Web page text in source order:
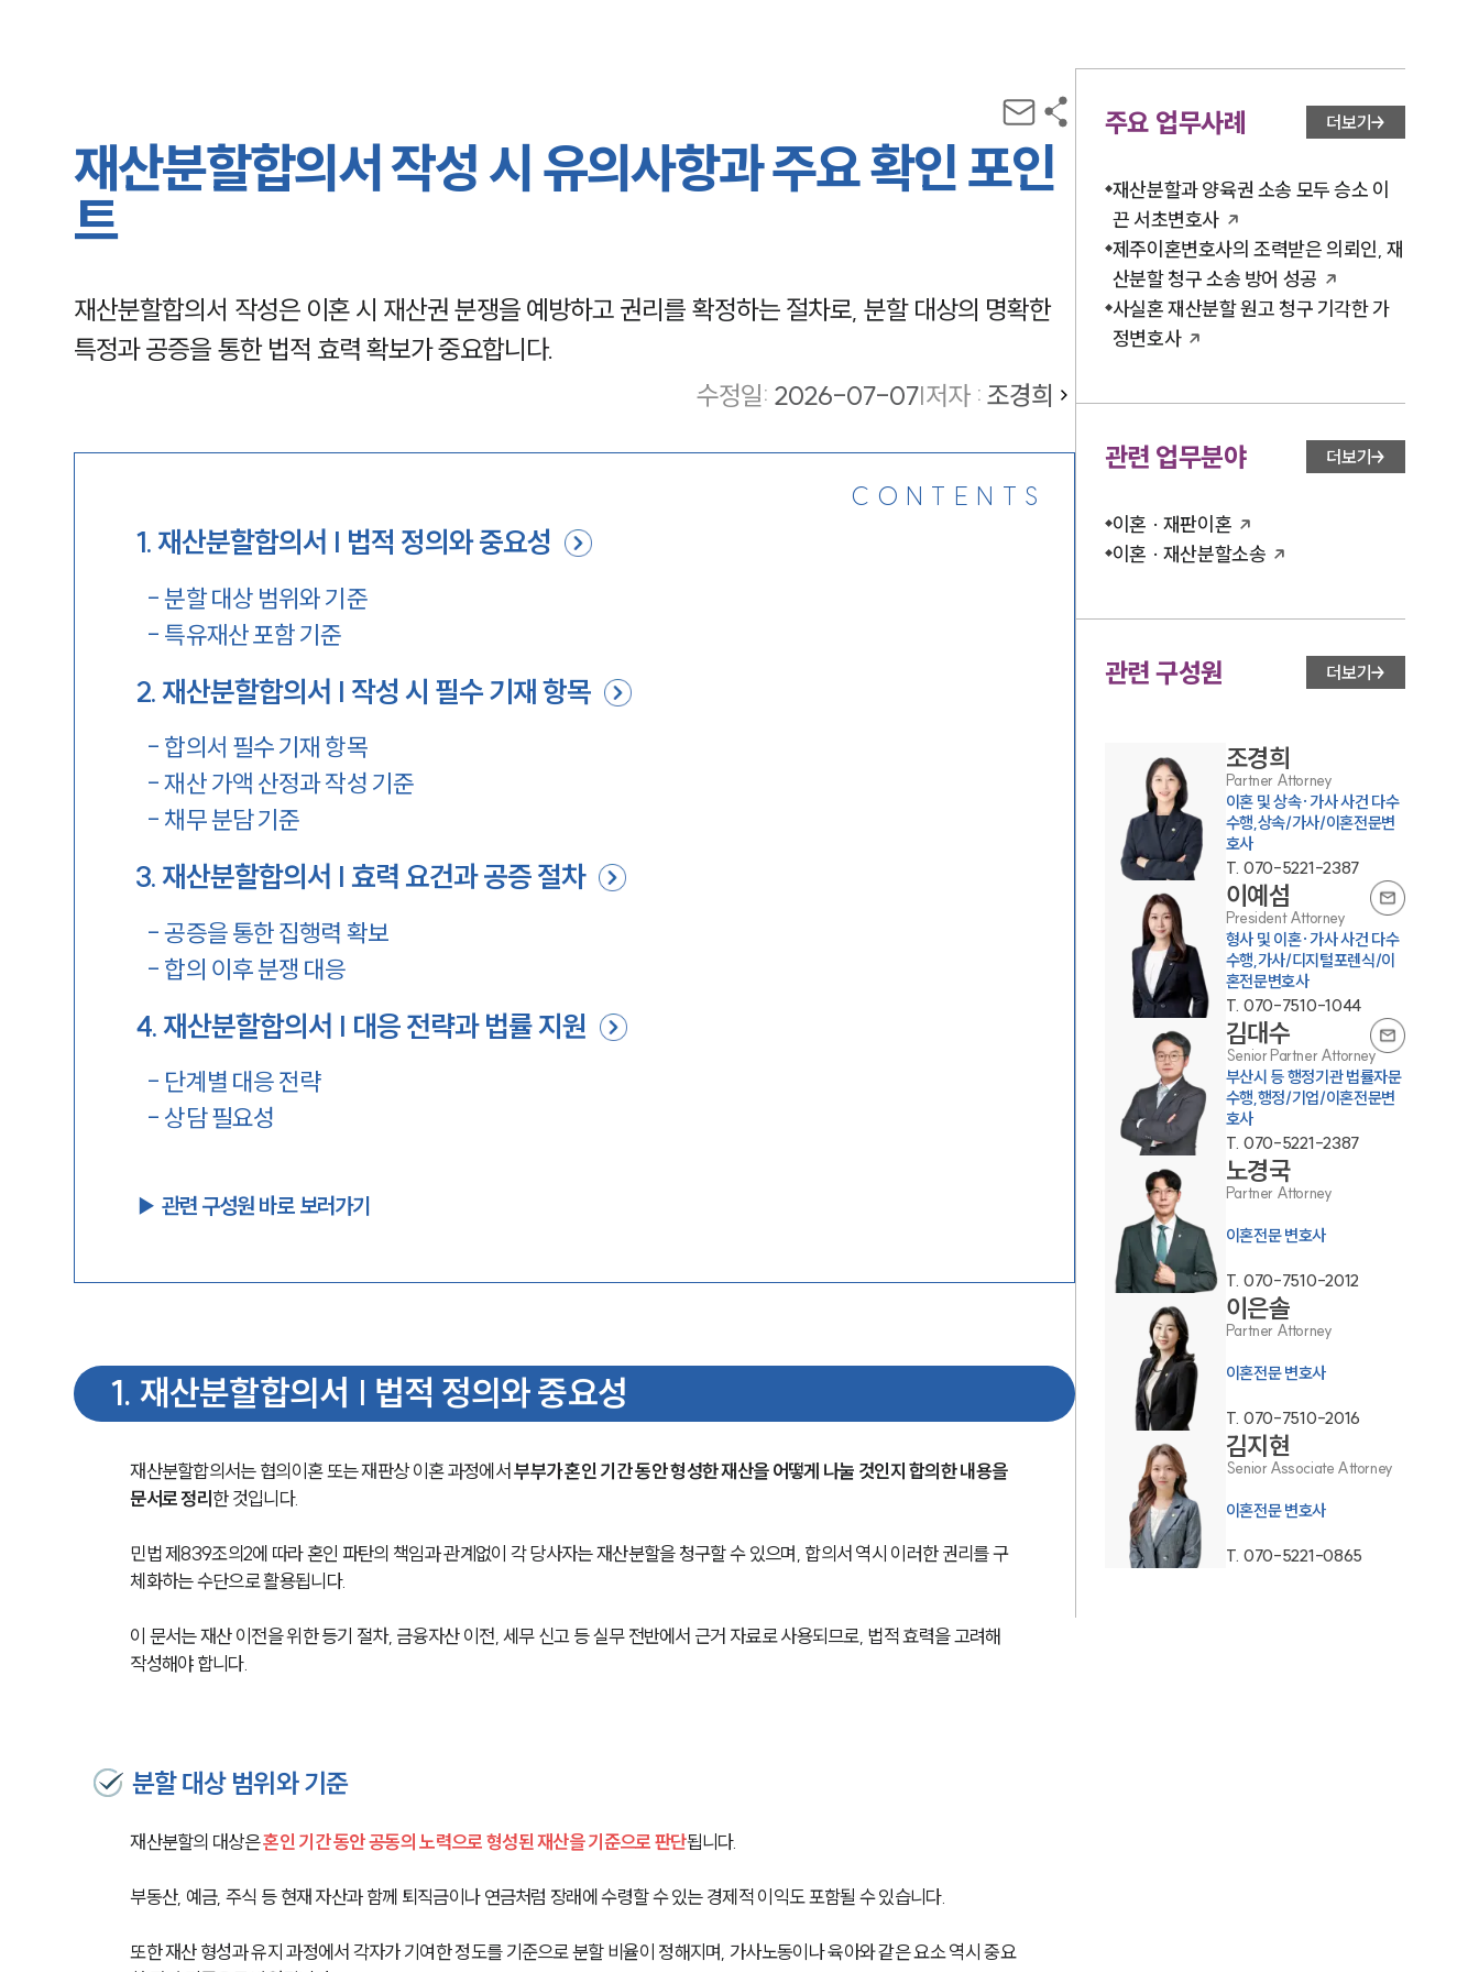
부소개
부소개
대륜의 강점
오시는 길
글로벌 파트너 로펌
고객의 소리
통합검색
AI대륜
업무사례
재산분할합의서 작성 시 유의사항과 주요 확인 포인
트
재산분할합의서 작성은 이혼 시 재산권 분쟁을 예방하고 권리를 확정하는 절차로, 분할 대상의 명확한
특정과 공증을 통한 법적 효력 확보가 중요합니다.
수정일: 2026-07-07|저자 : 조경희
CONTENTS
1.재산분할합의서 | 법적 정의와 중요성
-분할 대상 범위와 기준
- 특유재산 포함 기준
2.재산분할합의서 | 작성 시 필수 기재 항목
- 합의서 필수 기재 항목
-재산 가액 산정과 작성 기준
- 채무 분담 기준
3.재산분할합의서 | 효력 요건과 공증 절차
-공증을 통한 집행력 확보
- 합의 이후 분쟁 대응
4.재산분할합의서 | 대응 전략과 법률 지원
- 단계별 대응 전략
- 상담 필요성
▶︎ 관련 구성원 바로 보러가기
1. 재산분할합의서 | 법적 정의와 중요성
재산분할합의서는 협의이혼 또는 재판상 이혼 과정에서 부부가 혼인 기간 동안 형성한 재산을 어떻게 나눌 것인지 합의한 내용을
문서로 정리 한 것입니다.
민법 제839조의2에 따라 혼인 파탄의 책임과 관계없이 각 당사자는 재산분할을 청구할 수 있으며, 합의서 역시 이러한 권리를 구
체화하는 수단으로 활용됩니다.
이 문서는 재산 이전을 위한 등기 절차, 금융자산 이전, 세무 신고 등 실무 전반에서 근거 자료로 사용되므로, 법적 효력을 고려해
작성해야 합니다.
분할 대상 범위와 기준
재산분할의 대상은 혼인 기간 동안 공동의 노력으로 형성된 재산을 기준으로 판단됩니다.
부동산, 예금, 주식 등 현재 자산과 함께 퇴직금이나 연금처럼 장래에 수령할 수 있는 경제적 이익도 포함될 수 있습니다.
또한 재산 형성과 유지 과정에서 각자가 기여한 정도를 기준으로 분할 비율이 정해지며, 가사노동이나 육아와 같은 요소 역시 중요
주요 업무사례 더보기
재산분할과 양육권 소송 모두 승소 이
끈 서초변호사
제주이혼변호사의 조력받은 의뢰인, 재
산분할 청구 소송 방어 성공
사실혼 재산분할 원고 청구 기각한 가
정변호사
관련 업무분야 더보기
이혼 · 재판이혼
이혼 · 재산분할소송
관련 구성원 더보기
조경희
Partner Attorney
이혼 및 상속·가사 사건 다수
수행,상속/가사/이혼전문변
호사
T. 070-5221-2387
이예섬
President Attorney
형사 및 이혼·가사 사건 다수
수행,가사/디지털포렌식/이
혼전문변호사
T. 070-7510-1044
김대수
Senior Partner Attorney
부산시 등 행정기관 법률자문
수행,행정/기업/이혼전문변
호사
T. 070-5221-2387
노경국
Partner Attorney
이혼전문 변호사
T. 070-7510-2012
이은솔
Partner Attorney
이혼전문 변호사
T. 070-7510-2016
김지현
Senior Associate Attorney
이혼전문 변호사
T. 070-5221-0865